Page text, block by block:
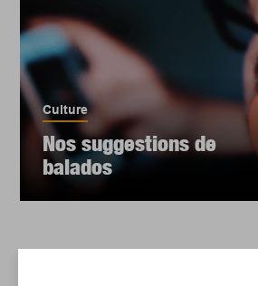
Culture
Nos suggestions de
balados